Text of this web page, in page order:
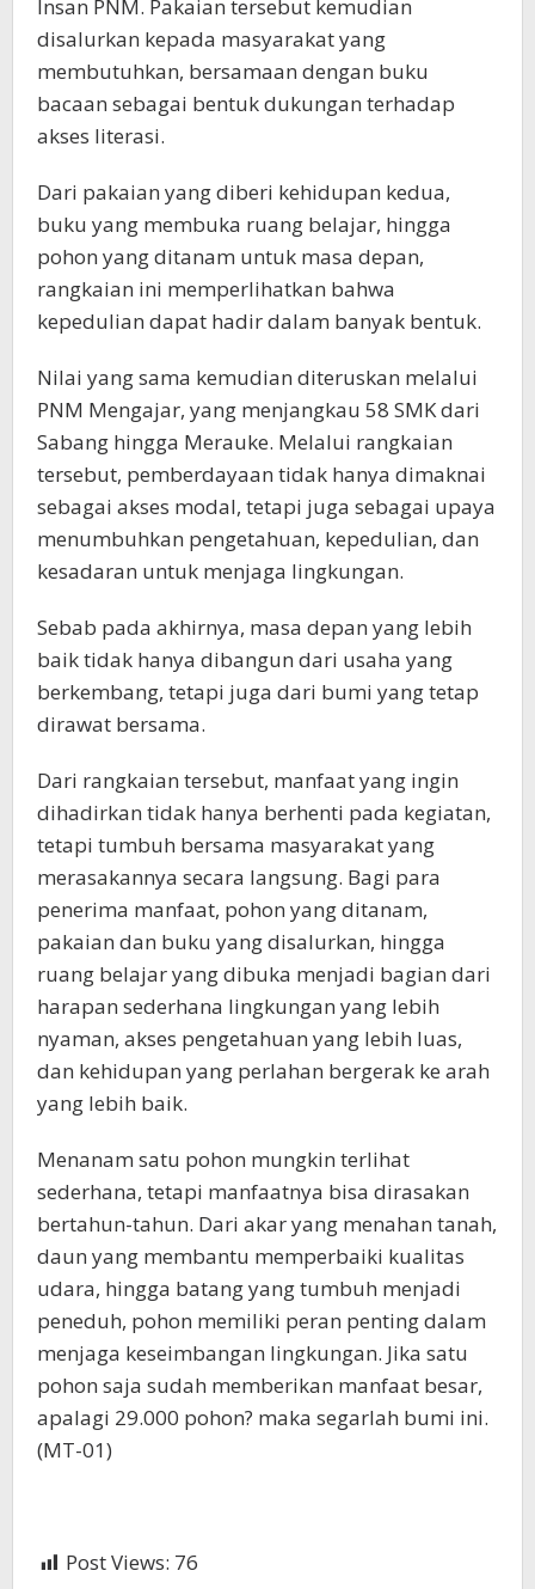
Insan PNM. Pakaian tersebut kemudian
disalurkan kepada masyarakat yang
membutuhkan, bersamaan dengan buku
bacaan sebagai bentuk dukungan terhadap
akses literasi.
Dari pakaian yang diberi kehidupan kedua,
buku yang membuka ruang belajar, hingga
pohon yang ditanam untuk masa depan,
rangkaian ini memperlihatkan bahwa
kepedulian dapat hadir dalam banyak bentuk.
Nilai yang sama kemudian diteruskan melalui
PNM Mengajar, yang menjangkau 58 SMK dari
Sabang hingga Merauke. Melalui rangkaian
tersebut, pemberdayaan tidak hanya dimaknai
sebagai akses modal, tetapi juga sebagai upaya
menumbuhkan pengetahuan, kepedulian, dan
kesadaran untuk menjaga lingkungan.
Sebab pada akhirnya, masa depan yang lebih
baik tidak hanya dibangun dari usaha yang
berkembang, tetapi juga dari bumi yang tetap
dirawat bersama.
Dari rangkaian tersebut, manfaat yang ingin
dihadirkan tidak hanya berhenti pada kegiatan,
tetapi tumbuh bersama masyarakat yang
merasakannya secara langsung. Bagi para
penerima manfaat, pohon yang ditanam,
pakaian dan buku yang disalurkan, hingga
ruang belajar yang dibuka menjadi bagian dari
harapan sederhana lingkungan yang lebih
nyaman, akses pengetahuan yang lebih luas,
dan kehidupan yang perlahan bergerak ke arah
yang lebih baik.
Menanam satu pohon mungkin terlihat
sederhana, tetapi manfaatnya bisa dirasakan
bertahun-tahun. Dari akar yang menahan tanah,
daun yang membantu memperbaiki kualitas
udara, hingga batang yang tumbuh menjadi
peneduh, pohon memiliki peran penting dalam
menjaga keseimbangan lingkungan. Jika satu
pohon saja sudah memberikan manfaat besar,
apalagi 29.000 pohon? maka segarlah bumi ini.
(MT-01)
Post Views: 76